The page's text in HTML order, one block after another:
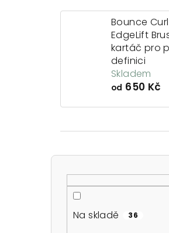
Bounce
EdgeLift
kartáč pro
definici
Skladem
od 650 Kč
P
Na skladě 36